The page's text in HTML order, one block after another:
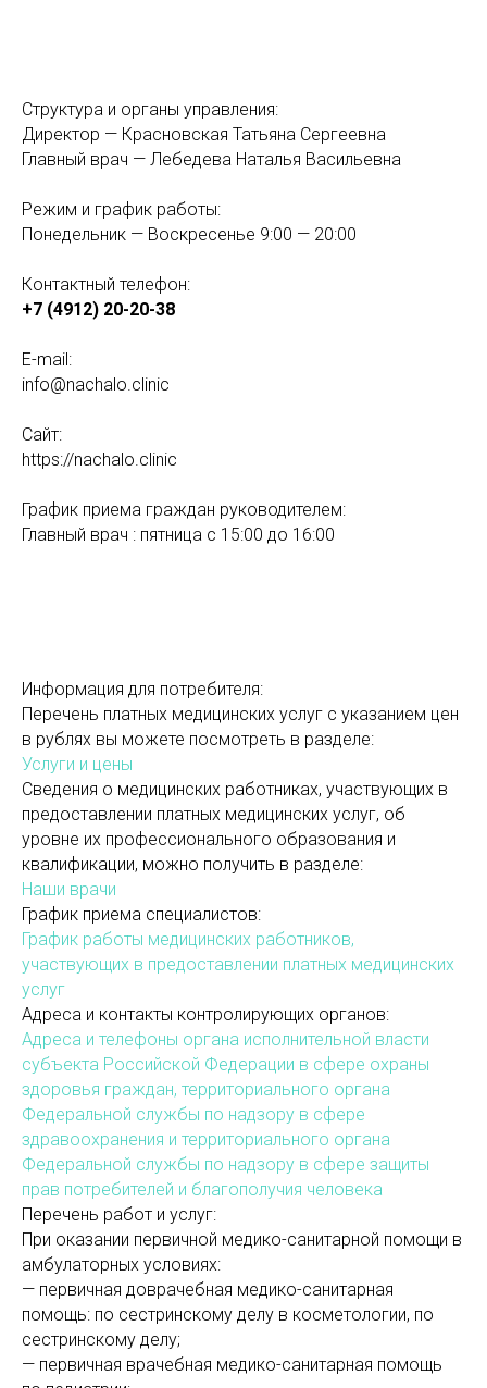
Структура и органы управления:
Директор — Красновская Татьяна Сергеевна
Главный врач — Лебедева Наталья Васильевна
Режим и график работы:
Понедельник — Воскресенье 9:00 — 20:00
Контактный телефон:
+7 (4912) 20-20-38
E-mail:
info@nachalo.clinic
Сайт:
https://nachalo.clinic
График приема граждан руководителем:
Главный врач : пятница с 15:00 до 16:00
Информация для потребителя:
Перечень платных медицинских услуг с указанием цен
в рублях вы можете посмотреть в разделе:
Услуги и цены
Сведения о медицинских работниках, участвующих в
предоставлении платных медицинских услуг, об
уровне их профессионального образования и
квалификации, можно получить в разделе:
Наши врачи
График приема специалистов:
График работы медицинских работников,
участвующих в предоставлении платных медицинских
услуг
Адреса и контакты контролирующих органов:
Адреса и телефоны органа исполнительной власти
субъекта Российской Федерации в сфере охраны
здоровья граждан, территориального органа
Федеральной службы по надзору в сфере
здравоохранения и территориального органа
Федеральной службы по надзору в сфере защиты
прав потребителей и благополучия человека
Перечень работ и услуг:
При оказании первичной медико-санитарной помощи в
амбулаторных условиях:
— первичная доврачебная медико-санитарная
помощь: по сестринскому делу в косметологии, по
сестринскому делу;
— первичная врачебная медико-санитарная помощь